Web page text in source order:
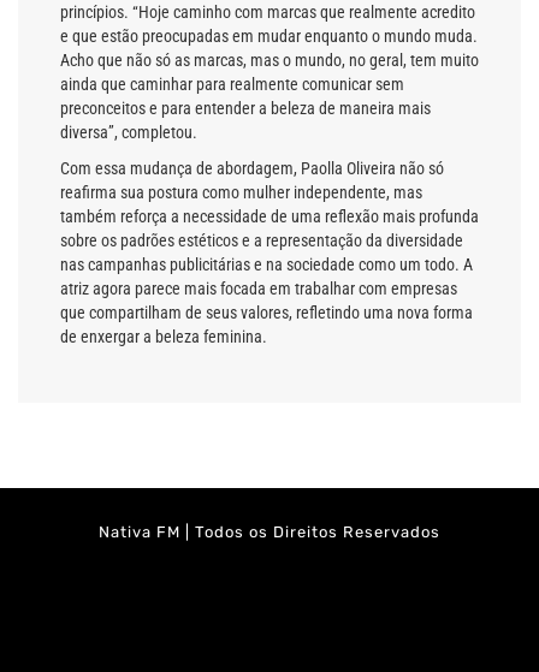
princípios. “Hoje caminho com marcas que realmente acredito
e que estão preocupadas em mudar enquanto o mundo muda.
Acho que não só as marcas, mas o mundo, no geral, tem muito
ainda que caminhar para realmente comunicar sem
preconceitos e para entender a beleza de maneira mais
diversa”, completou.
Com essa mudança de abordagem, Paolla Oliveira não só
reafirma sua postura como mulher independente, mas
também reforça a necessidade de uma reflexão mais profunda
sobre os padrões estéticos e a representação da diversidade
nas campanhas publicitárias e na sociedade como um todo. A
atriz agora parece mais focada em trabalhar com empresas
que compartilham de seus valores, refletindo uma nova forma
de enxergar a beleza feminina.
Nativa FM | Todos os Direitos Reservados